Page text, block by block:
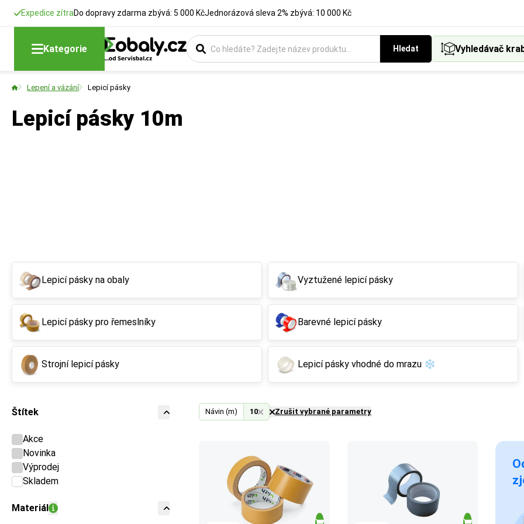
Expedice zítraDo dopravy zdarma zbývá: 5 000 KčJednorázová sleva 2% zbývá: 10 000 Kč
Kategorie Hledat Vyhledávač
Lepení a vázání Lepicí pásky
Lepicí pásky 10m
Lepicí pásky na obaly Vyztužené lepicí pásky
Lepicí pásky pro řemeslníky Barevné lepicí pásky
Strojní lepicí pásky Lepicí pásky vhodné do mrazu ❄
Štítek
Akce
Novinka
Výprodej
Skladem
Materiál
Návin (m) 10 Zrušit vybrané parametry